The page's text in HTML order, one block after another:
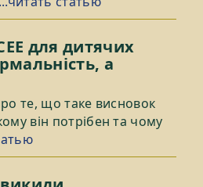
для дитячих
а
те, що таке висновок
він потрібен та чому